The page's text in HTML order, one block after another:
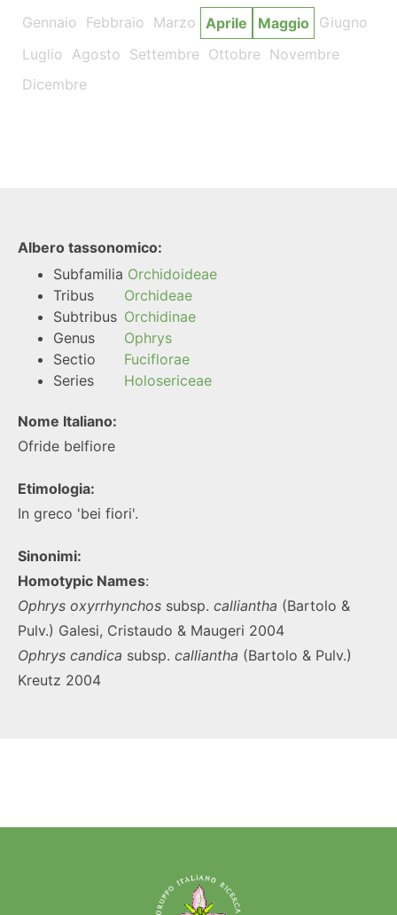
Albero tassonomico:
Subfamilia Orchidoideae
Tribus
Orchideae
Subtribus Orchidinae
Genus
Ophrys
Sectio
Fuciflorae
Series
Holosericeae
Nome Italiano:
Ofride belfiore
Etimologia:
In greco 'bei fiori'.
Sinonimi:
Homotypic Names:
Ophrys oxyrrhynchos subsp. calliantha (Bartolo &
Pulv.) Galesi, Cristaudo & Maugeri 2004
Ophrys candica subsp. calliantha (Bartolo & Pulv.)
Kreutz 2004
Gennaio Febbraio Marzo Aprile Maggio
Giugno
Luglio Agosto Settembre Ottobre Novembre
Dicembre